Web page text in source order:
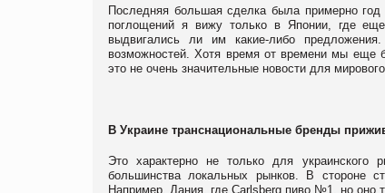
Последняя большая сделка была примерно год
поглощений я вижу только в Японии, где
выдвигались ли им какие-либо
возможностей. Хотя время от времени мы еще
это не очень значительные новости для
В Украине транснациональные бренды
Это характерно не только для украинского
большинства локальных рынков. В стороне
Например, Дания, где Carlsberg пиво №1, но оно